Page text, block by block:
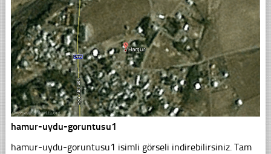
hamur-uydu-goruntusu1
hamur-uydu-goruntusu1 isimli görseli indirebilirsiniz. Tam